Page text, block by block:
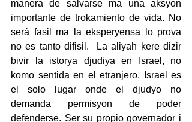
manera de salvarse ma una aksyon
importante de trokamiento de vida. No
será fasil ma la eksperyensa lo prova
no es tanto difisil.  La aliyah kere dizir
bivir la istorya djudiya en Israel, no
komo sentida en el etranjero. Israel es
el solo lugar onde el djudyo no
demanda permisyon de poder
defenderse. Ser su propio governador i